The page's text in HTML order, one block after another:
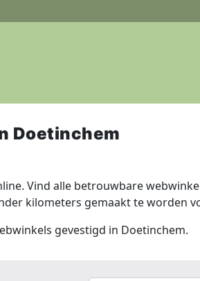
Doetinchem
Vind alle betrouwbare
kilometers gemaakt te worden
gevestigd in Doetinchem.